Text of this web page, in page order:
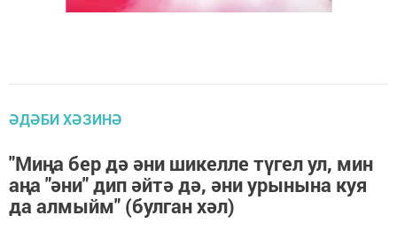
ӘДӘБИ ХӘЗИНӘ
"Миңа бер дә әни шикелле түгел ул, мин
аңа "әни" дип әйтә дә, әни урынына куя
да алмыйм" (булган хәл)